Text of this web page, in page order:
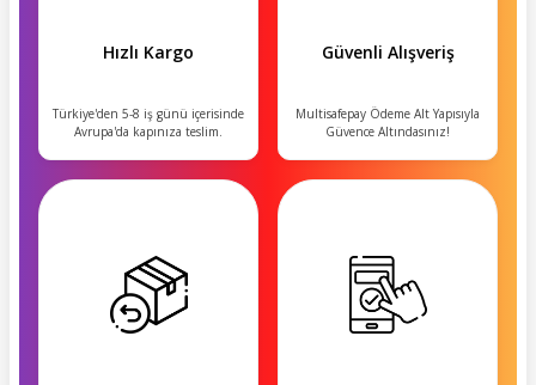
Hızlı Kargo
Türkiye'den 5-8 iş günü içerisinde
Avrupa'da kapınıza teslim.
Güvenli Alışveriş
Multisafepay Ödeme Alt Yapısıyla
Güvence Altındasınız!